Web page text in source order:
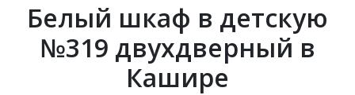
Белый шкаф в детскую
№319 двухдверный в
Кашире